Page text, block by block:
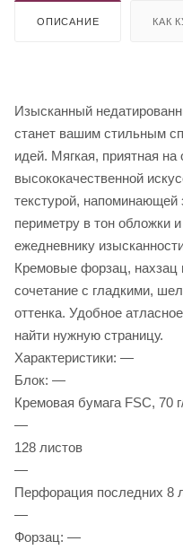
ОПИСАНИЕ КАК
Изысканный
станет вашим стильным
идей. Мягкая, приятная
высококачественной
текстурой, напоминающей
периметру в тон обложки
ежедневнику
Кремовые форзац, нахзац
сочетание с гладкими,
оттенка. Удобное
найти нужную страницу.
Характеристики: —
Блок: —
Кремовая бумага FSC, 70
—
128 листов
—
Перфорация последних 8
—
Форзац: —